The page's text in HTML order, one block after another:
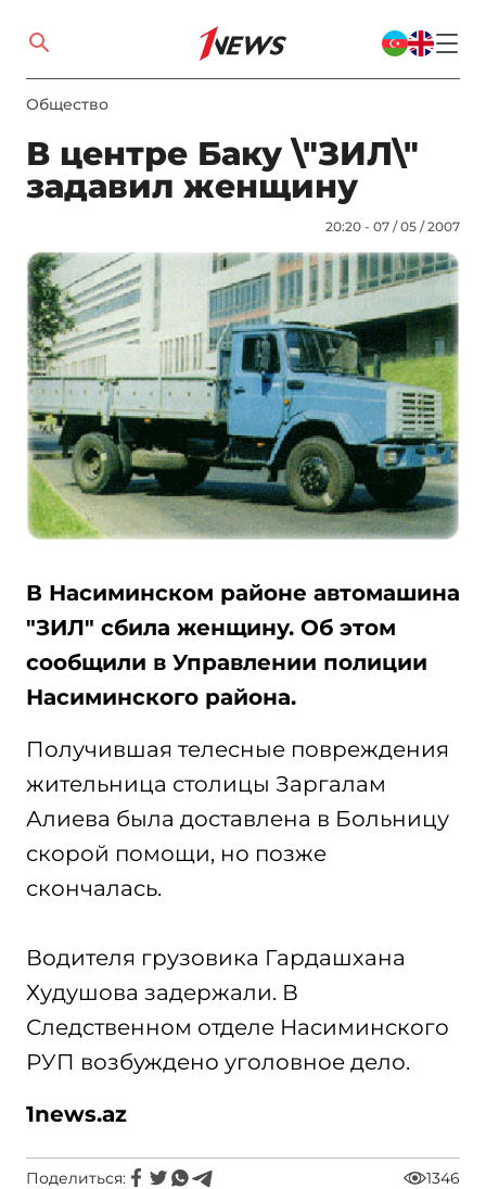
Общество
В центре Баку \"ЗИЛ\"
задавил женщину
20:20 - 07 / 05 / 2007
В Насиминском районе автомашина
"ЗИЛ" сбила женщину. Об этом
сообщили в Управлении полиции
Насиминского района.
Получившая телесные повреждения
жительница столицы Заргалам
Алиева была доставлена в Больницу
скорой помощи, но позже
скончалась.
Водителя грузовика Гардашхана
Худушова задержали. В
Следственном отделе Насиминского
РУП возбуждено уголовное дело.
1news.az
Поделиться: 1346